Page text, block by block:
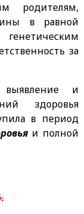
родителям,
в равной
за
выявление и
здоровья
в период
и полной